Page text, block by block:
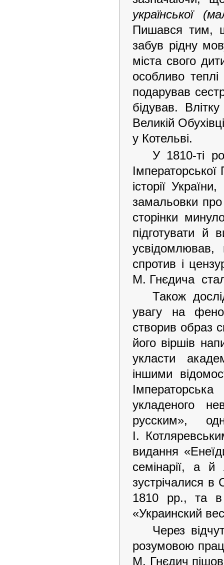
української
Пишався тим,
забув рідну
міста свого
особливо
подарував
бідував.
Великій
у Котельві.
У 1810-ті
Імператорської
історії
замальовки про
сторінки
підготувати й
спротив і
М. Гнєдича
Також
увагу на
створив образ
його віршів
укласти
іншими
укладеного
русским»,
І.
видання
семінарії, а
зустрічалися в
1810 рр., та в
«Украинский
Через
розумовою
М. Гнєдич